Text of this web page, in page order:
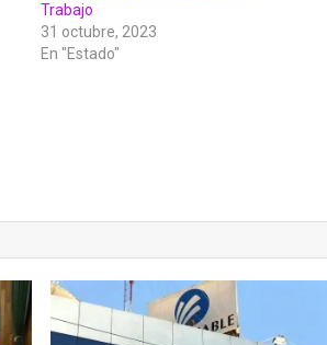
Trabajo
31 octubre, 2023
En "Estado"